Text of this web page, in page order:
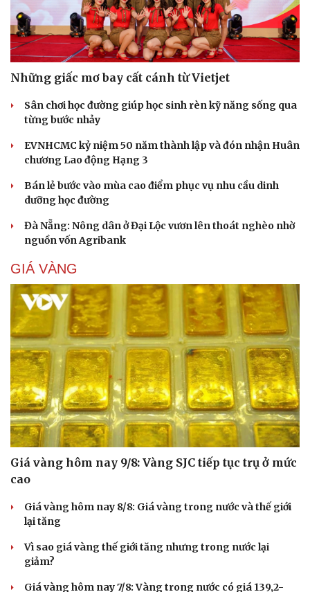
Những giấc mơ bay cất cánh từ Vietjet
Sân chơi học đường giúp học sinh rèn kỹ năng sống qua
từng bước nhảy
EVNHCMC kỷ niệm 50 năm thành lập và đón nhận Huân
chương Lao động Hạng 3
Bán lẻ bước vào mùa cao điểm phục vụ nhu cầu dinh
dưỡng học đường
Đà Nẵng: Nông dân ở Đại Lộc vươn lên thoát nghèo nhờ
nguồn vốn Agribank
GIÁ VÀNG
Giá vàng hôm nay 9/8: Vàng SJC tiếp tục trụ ở mức
cao
Giá vàng hôm nay 8/8: Giá vàng trong nước và thế giới
lại tăng
Vì sao giá vàng thế giới tăng nhưng trong nước lại
giảm?
Giá vàng hôm nay 7/8: Vàng trong nước có giá 139,2-